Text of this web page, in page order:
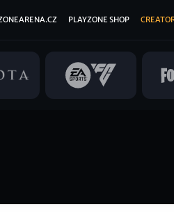
PLAYZONE SHOP